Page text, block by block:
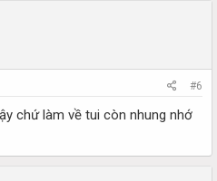
#6
chứ làm về tui còn nhung nhớ